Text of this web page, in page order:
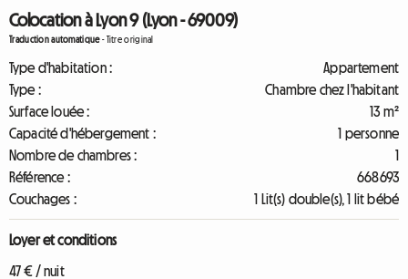
Colocation à Lyon 9 (Lyon - 69009)
Traduction automatique-Titre original
Type d'habitation :
Appartement
Type :
Chambre chez l'habitant
Surface louée :
13 m²
Capacité d'hébergement :
1 personne
Nombre de chambres :
1
Référence :
668693
Couchages :
1 Lit(s) double(s), 1 lit bébé
Loyer et conditions
47 € / nuit